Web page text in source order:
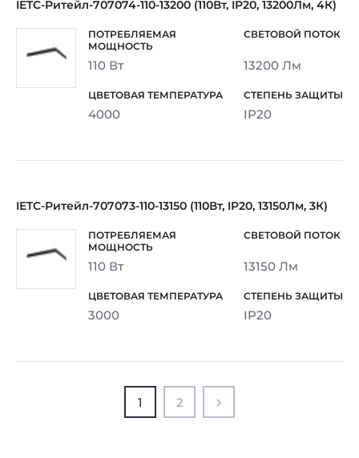
IETC-Ритейл-707074-110-13200 (110Вт, IP20, 13200Лм, 4К)
110 Вт 13200 Лм
4000 IP20
IETC-Ритейл-707073-110-13150 (110Вт, IP20, 13150Лм, 3К)
110 Вт 13150 Лм
3000 IP20
1 2